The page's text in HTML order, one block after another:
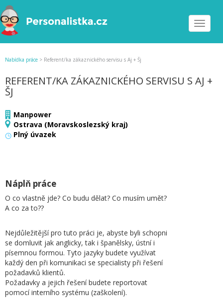
Toggle
Nabídka práce > Referent/ka zákaznického servisu s Aj + Šj
REFERENT/KA ZÁKAZNICKÉHO SERVISU S AJ +
ŠJ
Manpower
Ostrava (Moravskoslezský kraj)
Plný úvazek
Náplň práce
O co vlastně jde? Co budu dělat? Co musím umět?
A co za to??
Nejdůležitější pro tuto práci je, abyste byli schopni
se domluvit jak anglicky, tak i španělsky, ústní i
písemnou formou. Tyto jazyky budete využívat
každý den při komunikaci se specialisty při řešení
požadavků klientů.
Požadavky a jejich řešení budete reportovat
pomocí interního systému (zaškolení).